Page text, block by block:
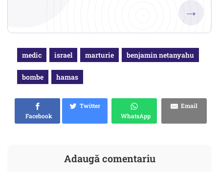
→
medic israel marturie benjamin netanyahu
bombe hamas
Facebook
Twitter
WhatsApp
Email
Adaugă comentariu